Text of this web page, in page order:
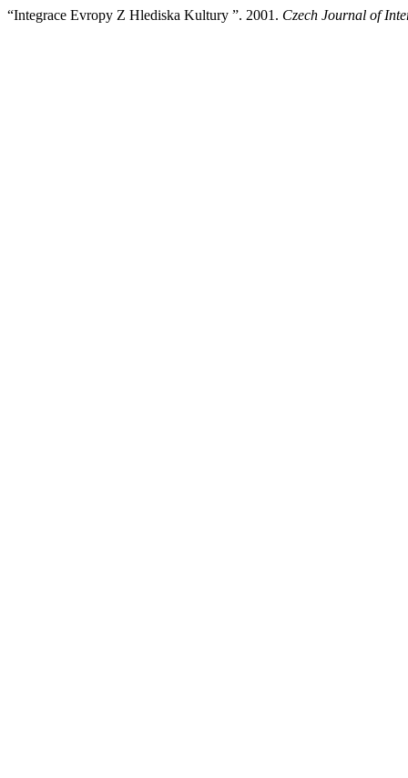
“Integrace Evropy Z Hlediska Kultury ”. 2001. Czech Journal of